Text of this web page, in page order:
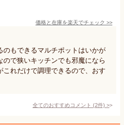
価格と在庫を楽天でチェック >>
のもできるマルチポットはいかが
ので狭いキッチンでも邪魔になら
これだけで調理できるので、おす
全てのおすすめコメント (2件) >